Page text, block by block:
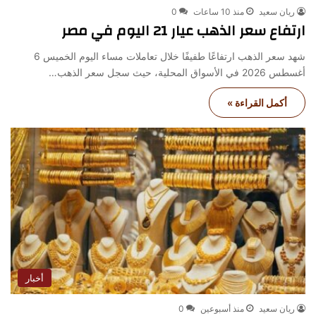
ريان سعيد منذ 10 ساعات 0
ارتفاع سعر الذهب عيار 21 اليوم في مصر
شهد سعر الذهب ارتفاعًا طفيفًا خلال تعاملات مساء اليوم الخميس 6
أغسطس 2026 في الأسواق المحلية، حيث سجل سعر الذهب…
أكمل القراءة »
أخبار
ريان سعيد منذ أسبوعين 0